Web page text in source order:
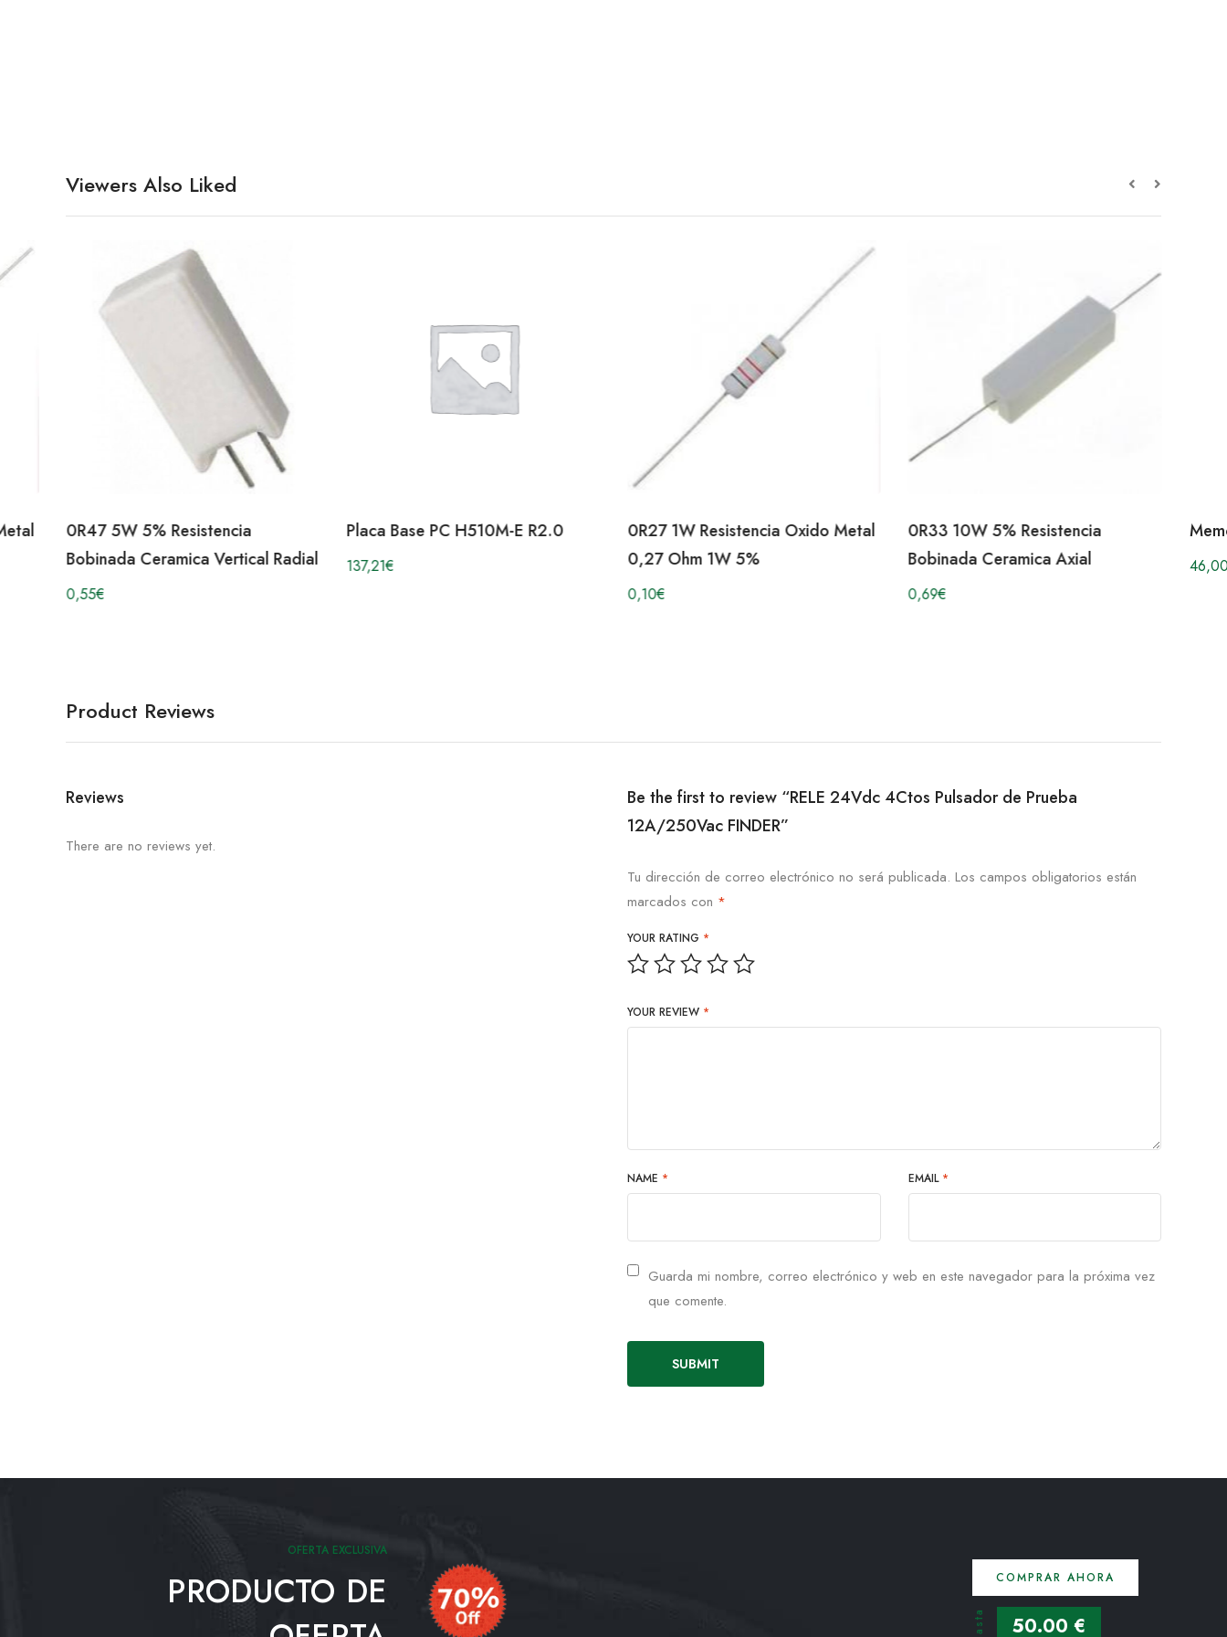
Viewers Also Liked
0R47 5W 5% Resistencia
Bobinada Ceramica Vertical Radial
0,55€
Placa Base PC H510M-E R2.0
137,21€
0R27 1W Resistencia Oxido Metal
0,27 Ohm 1W 5%
0,10€
0R33 10W 5% Resistencia
Bobinada Ceramica Axial
0,69€
46,00
Product Reviews
Reviews
There are no reviews yet.
Be the first to review “RELE 24Vdc 4Ctos Pulsador de Prueba
12A/250Vac FINDER”
Tu dirección de correo electrónico no será publicada. Los campos obligatorios están
marcados con *
YOUR RATING *
YOUR REVIEW *
NAME * EMAIL *
Guarda mi nombre, correo electrónico y web en este navegador para la próxima vez
que comente.
OFERTA EXCLUSIVA
PRODUCTO DE
COMPRAR AHORA
Hasta 50.00 €